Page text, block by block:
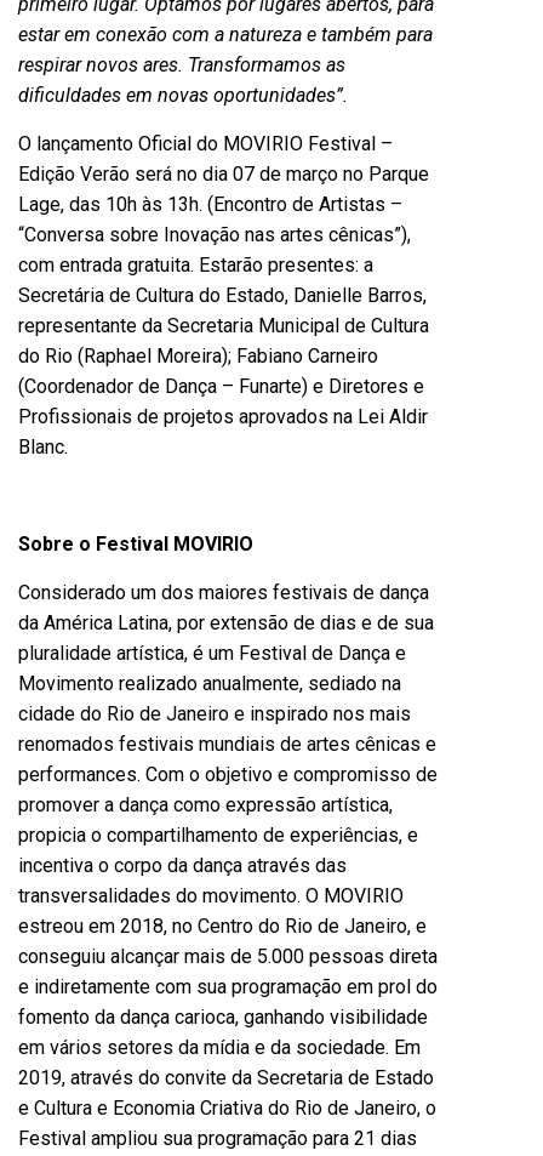
estar em conexão com a natureza e também para
respirar novos ares. Transformamos as
dificuldades em novas oportunidades”.
O lançamento Oficial do MOVIRIO Festival –
Edição Verão será no dia 07 de março no Parque
Lage, das 10h às 13h. (Encontro de Artistas –
“Conversa sobre Inovação nas artes cênicas”),
com entrada gratuita. Estarão presentes: a
Secretária de Cultura do Estado, Danielle Barros,
representante da Secretaria Municipal de Cultura
do Rio (Raphael Moreira); Fabiano Carneiro
(Coordenador de Dança – Funarte) e Diretores e
Profissionais de projetos aprovados na Lei Aldir
Blanc.
Sobre o Festival MOVIRIO
Considerado um dos maiores festivais de dança
da América Latina, por extensão de dias e de sua
pluralidade artística, é um Festival de Dança e
Movimento realizado anualmente, sediado na
cidade do Rio de Janeiro e inspirado nos mais
renomados festivais mundiais de artes cênicas e
performances. Com o objetivo e compromisso de
promover a dança como expressão artística,
propicia o compartilhamento de experiências, e
incentiva o corpo da dança através das
transversalidades do movimento. O MOVIRIO
estreou em 2018, no Centro do Rio de Janeiro, e
conseguiu alcançar mais de 5.000 pessoas direta
e indiretamente com sua programação em prol do
fomento da dança carioca, ganhando visibilidade
em vários setores da mídia e da sociedade. Em
2019, através do convite da Secretaria de Estado
e Cultura e Economia Criativa do Rio de Janeiro, o
Festival ampliou sua programação para 21 dias